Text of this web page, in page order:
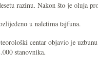
razinu. Nakon što je oluja
u naletima tajfuna.
centar objavio je
stanovnika.